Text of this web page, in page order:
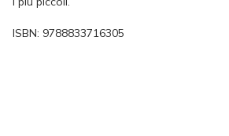
ISBN: 9788833716305